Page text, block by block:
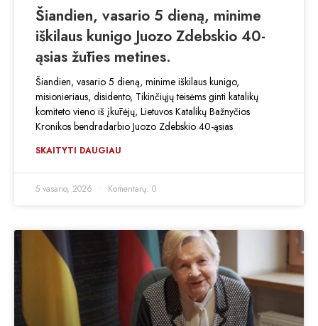
Šiandien, vasario 5 dieną, minime
iškilaus kunigo Juozo Zdebskio 40-
ąsias žūties metines.
Šiandien, vasario 5 dieną, minime iškilaus kunigo,
misionieriaus, disidento, Tikinčiųjų teisėms ginti katalikų
komiteto vieno iš įkūrėjų, Lietuvos Katalikų Bažnyčios
Kronikos bendradarbio Juozo Zdebskio 40-ąsias
SKAITYTI DAUGIAU
5 vasario, 2026 Komentarų: 0